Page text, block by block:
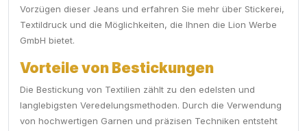
Vorzügen dieser Jeans und erfahren Sie mehr über Stickerei,
Textildruck und die Möglichkeiten, die Ihnen die Lion Werbe
GmbH bietet.
Vorteile von Bestickungen
Die Bestickung von Textilien zählt zu den edelsten und
langlebigsten Veredelungsmethoden. Durch die Verwendung
von hochwertigen Garnen und präzisen Techniken entsteht